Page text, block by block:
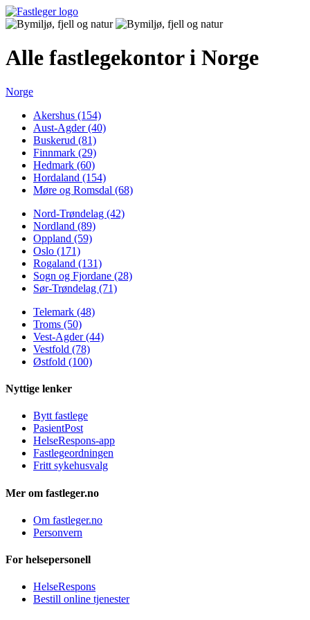
Alle fastlegekontor i Norge
Norge
Akershus (154)
Aust-Agder (40)
Buskerud (81)
Finnmark (29)
Hedmark (60)
Hordaland (154)
Møre og Romsdal (68)
Nord-Trøndelag (42)
Nordland (89)
Oppland (59)
Oslo (171)
Rogaland (131)
Sogn og Fjordane (28)
Sør-Trøndelag (71)
Telemark (48)
Troms (50)
Vest-Agder (44)
Vestfold (78)
Østfold (100)
Nyttige lenker
Bytt fastlege
PasientPost
HelseRespons-app
Fastlegeordningen
Fritt sykehusvalg
Mer om fastleger.no
Om fastleger.no
Personvern
For helsepersonell
HelseRespons
Bestill online tjenester